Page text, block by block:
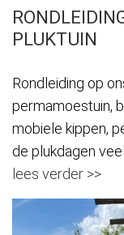
PLUKTUIN
Rondleiding op
permamoestuin,
mobiele kippen,
de plukdagen
lees verder >>